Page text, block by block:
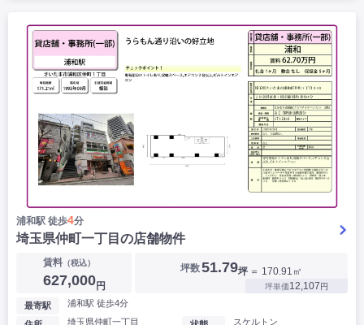
浦和駅 徒歩4分
埼玉県仲町一丁目の店舗物件
賃料（税込）
627,000円
坪数51.79坪 ＝ 170.91㎡
坪単価12,107円
最寄駅 浦和駅 徒歩4分
埼玉県仲町一丁目 スケルトン